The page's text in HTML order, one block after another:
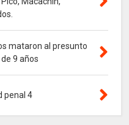
mataron al presunto
9 años
penal 4